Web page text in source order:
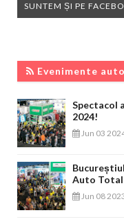
SUNTEM ȘI PE
Evenimente auto
Spectacol
2024!
Jun 03
Auto Total
Jun 08